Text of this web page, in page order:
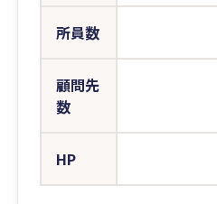
所員数
顧問先
数
HP